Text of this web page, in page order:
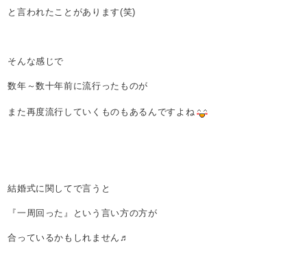
と言われたことがあります(笑)
そんな感じで
数年～数十年前に流行ったものが
また再度流行していくものもあるんですよね
結婚式に関してで言うと
『一周回った』という言い方の方が
合っているかもしれません♬